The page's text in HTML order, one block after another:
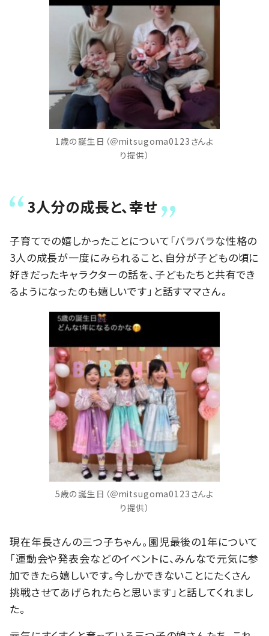
1歳の誕生日（＠mitsugoma0123さんよ
り提供）
3人分の成長と、幸せ
子育てでの嬉しかったことについて「バラバラな性格の
3人の成長が一度にみられること、自分が子どもの頃に
好きだったキャラクターの話を、子どもたちと共有でき
るようになったのも嬉しいです」と話すママさん。
5歳の誕生日（＠mitsugoma0123さんよ
り提供）
現在年長さんの三つ子ちゃん。園児最後の1年について
「運動会や発表会などのイベントに、みんなで元気に参
加できたら嬉しいです。今しかできないことにたくさん
挑戦させてあげられたらと思います」と話してくれまし
た。